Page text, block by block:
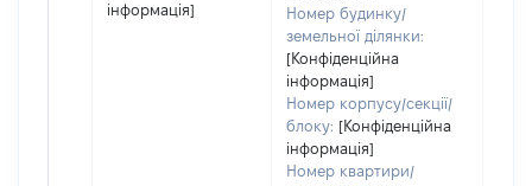
інформація]
Номер будинку/
земельної ділянки:
[Конфіденційна
інформація]
Номер корпусу/секції/
блоку: [Конфіденційна
інформація]
Номер квартири/